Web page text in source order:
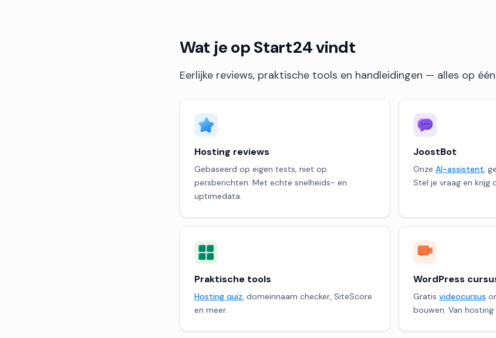
Wat je op Start24 vindt
Eerlijke reviews, praktische tools en handleidingen — alles op
Hosting reviews
Gebaseerd op eigen tests, niet op
persberichten. Met echte snelheids- en
uptimedata.
JoostBot
Onze AI-assistent,
Stel je vraag en krijg
Praktische tools
Hosting quiz, domeinnaam checker, SiteScore
en meer.
WordPress
Gratis videocursus
bouwen. Van